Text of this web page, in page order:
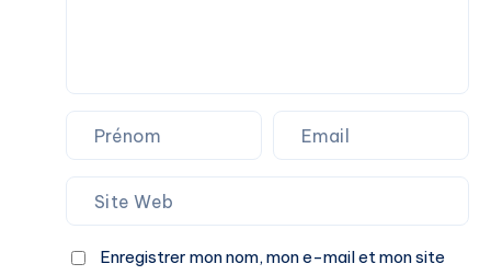
Enregistrer mon nom, mon e-mail et mon site